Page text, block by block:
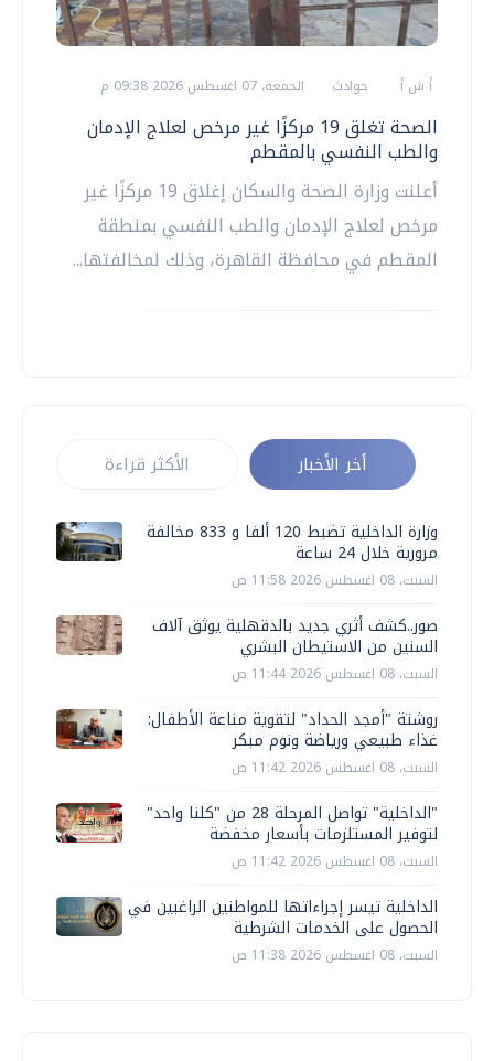
أ ش أ حوادث الجمعة، 07 اغسطس 2026 09:38 م
الصحة تغلق 19 مركزًا غير مرخص لعلاج الإدمان
والطب النفسي بالمقطم
أعلنت وزارة الصحة والسكان إغلاق 19 مركزًا غير
مرخص لعلاج الإدمان والطب النفسي بمنطقة
المقطم في محافظة القاهرة، وذلك لمخالفتها...
أخر الأخبار الأكثر قراءة
وزارة الداخلية تضبط 120 ألفا و 833 مخالفة
مرورية خلال 24 ساعة
السبت، 08 اغسطس 2026 11:58 ص
صور..كشف أثري جديد بالدقهلية يوثق آلاف
السنين من الاستيطان البشري
السبت، 08 اغسطس 2026 11:44 ص
روشتة "أمجد الحداد" لتقوية مناعة الأطفال:
غذاء طبيعي ورياضة ونوم مبكر
السبت، 08 اغسطس 2026 11:42 ص
"الداخلية" تواصل المرحلة 28 من "كلنا واحد"
لتوفير المستلزمات بأسعار مخفضة
السبت، 08 اغسطس 2026 11:42 ص
الداخلية تيسر إجراءاتها للمواطنين الراغبين في
الحصول على الخدمات الشرطية
السبت، 08 اغسطس 2026 11:38 ص